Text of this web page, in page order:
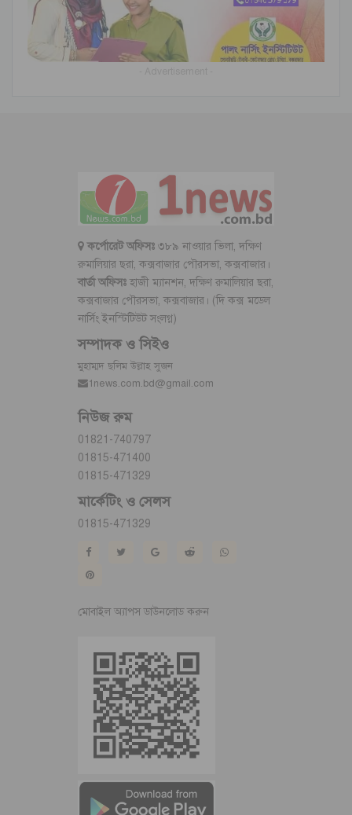
কর্পোরেট অফিসঃ৩৮৯ নাওয়ার ভিলা, দক্ষিণ
রুমালিয়ার ছরা, কক্সবাজার পৌরসভা, কক্সবাজার।
বার্তা অফিসঃ হাজী ম্যানশন, দক্ষিণ রুমালিয়ার ছরা,
কক্সবাজার পৌরসভা, কক্সবাজার। (দি কক্স মডেল
নার্সিং ইনস্টিটিউট সংলগ্ন)
সম্পাদক ও সিইও
মুহাম্মদ ছলিম উল্লাহ সুজন
1news.com.bd@gmail.com
নিউজ রুম
01821-740797
01815-471400
01815-471329
মার্কেটিং ও সেলস
01815-471329
মোবাইল অ্যাপস ডাউনলোড করুন